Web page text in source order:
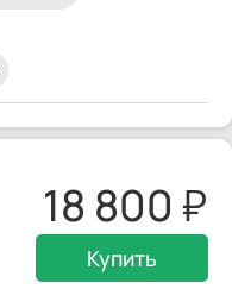
18 800
Купить